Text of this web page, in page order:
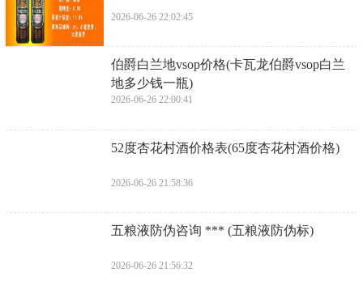
2026-06-26 22:02:45
​伯爵白兰地vsop价格(卡瓦龙伯爵vsop白兰
地多少钱一瓶)
2026-06-26 22:00:41
​52度杏花村酒价格表(65度杏花村酒价格)
2026-06-26 21:58:36
​五粮液防伪咨询 *** (五粮液防伪标)
2026-06-26 21:56:32